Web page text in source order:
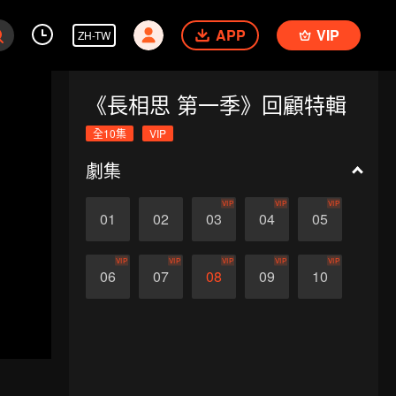
ZH-TW APP VIP
《長相思 第一季》回顧特輯
全10集 VIP
劇集
01 02 03
VIP
04
VIP
05
VIP
06
VIP
07
VIP
08
VIP
09
VIP
10
VIP